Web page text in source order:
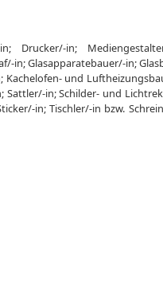
Drucker/-in;
in; Glasapparatebauer/-in;
und
in; Schilder- und
in; Tischler/-in bzw.